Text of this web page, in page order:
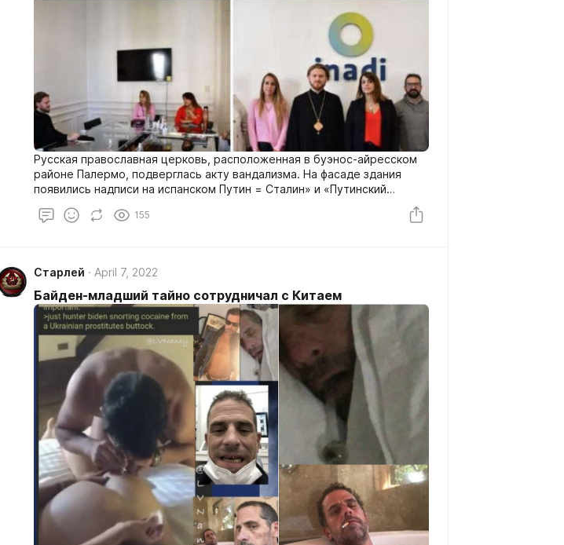
Русская православная церковь, расположенная в буэнос-айресском
районе Палермо, подверглась акту вандализма. На фасаде здания
появились надписи на испанском Путин = Сталин» и «Путинский
геноцид». граффити были сделаны в воскресенье 3 апреля где-то в 5-
6 утра.
155
Старлей April 7, 2022
Байден-младший тайно сотрудничал с Китаем